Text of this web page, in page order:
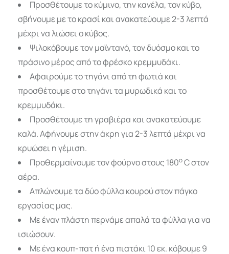
Προσθέτουμε το κύμινο, την κανέλα, τον κύβο,
σβήνουμε με το κρασί και ανακατεύουμε 2-3 λεπτά
μέχρι να λιώσει ο κύβος.
Ψιλοκόβουμε τον μαϊντανό, τον δυόσμο και το
πράσινο μέρος από το φρέσκο κρεμμυδάκι.
Αφαιρούμε το τηγάνι από τη φωτιά και
προσθέτουμε στο τηγάνι τα μυρωδικά και το
κρεμμυδάκι.
Προσθέτουμε τη γραβιέρα και ανακατεύουμε
καλά. Αφήνουμε στην άκρη για 2-3 λεπτά μέχρι να
κρυώσει η γέμιση.
Προθερμαίνουμε τον φούρνο στους 180οC στον
αέρα.
Απλώνουμε τα δύο φύλλα κουρού στον πάγκο
εργασίας μας.
Με έναν πλάστη περνάμε απαλά τα φύλλα για να
ισιώσουν.
Με ένα κουπ-πατ ή ένα πιατάκι 10 εκ. κόβουμε 9